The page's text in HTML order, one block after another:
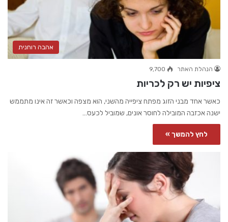
אהבה רוחנית
הנהלת האתר 9,700
ציפיות יש רק לכריות
כאשר אחד מבני הזוג מפתח ציפייה מהשני, הוא מצפה וכאשר זה אינו מתממש
ישנה אכזבה המובילה לחוסר אונים, שמוביל לכעס…
לחץ להמשך »